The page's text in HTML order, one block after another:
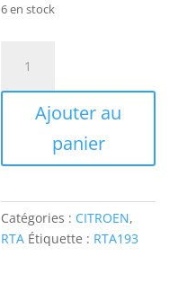
6 en stock
RTA193
Revue
1961-
1962
Ajouter au
panier
Catégories : CITROEN,
RTA Étiquette : RTA193